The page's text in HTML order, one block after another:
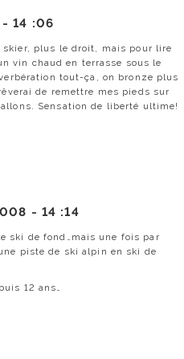
-14 :06
skier, plus le droit, mais pour lire
vin chaud en terrasse sous le
tout-ça, on bronze plus
de remettre mes pieds sur
Sensation de liberté ultime!
- 14 :14
ski de fond…mais une fois par
piste de ski alpin en ski de
12 ans…